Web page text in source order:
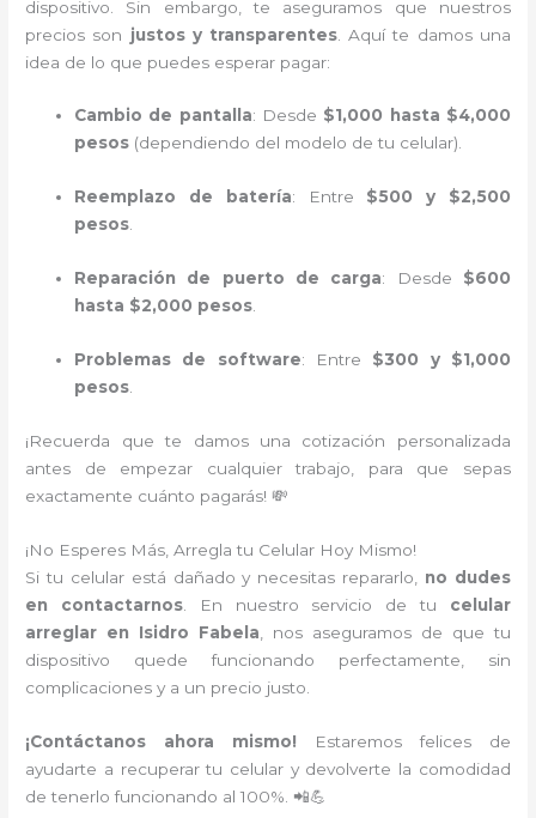
dispositivo. Sin embargo, te aseguramos que nuestros
precios son justos y transparentes . Aquí te damos una
idea de lo que puedes esperar pagar:
Cambio de pantalla: Desde $1,000 hasta $4,000
pesos (dependiendo del modelo de tu celular).
Reemplazo de batería: Entre $500 y $2,500
pesos.
Reparación de puerto de carga: Desde $600
hasta $2,000 pesos
Problemas de software: Entre $300 y $1,000
pesos
¡Recuerda que te damos una cotización personalizada
antes de empezar cualquier trabajo, para que sepas
exactamente cuánto pagarás! 💸
¡No Esperes Más, Arregla tu Celular Hoy Mismo!
Si tu celular está dañado y necesitas repararlo, no dudes
en contactarnos. En nuestro servicio de tu celular
arreglar en Isidro Fabela , nos aseguramos de que tu
dispositivo quede funcionando perfectamente, sin
complicaciones y a un precio justo.
¡Contáctanos ahora mismo! Estaremos felices de
ayudarte a recuperar tu celular y devolverte la comodidad
de tenerlo funcionando al 100%. 📲💪